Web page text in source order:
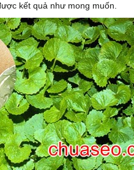
kết quả như mong muốn.